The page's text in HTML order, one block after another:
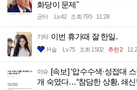
화당이 문제"
균터 Lv.42 조회 795 11:28
기타 이번 휴가때 잘 한일.
H솔 Lv.75 조회 1502 추천 2
이슈 [속보] ‘압수수색·성접대
개 숙였다…“참담한 상황, 쇄신